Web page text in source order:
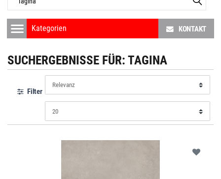
KONTAKT
SUCHERGEBNISSE FÜR: TAGINA
Filter